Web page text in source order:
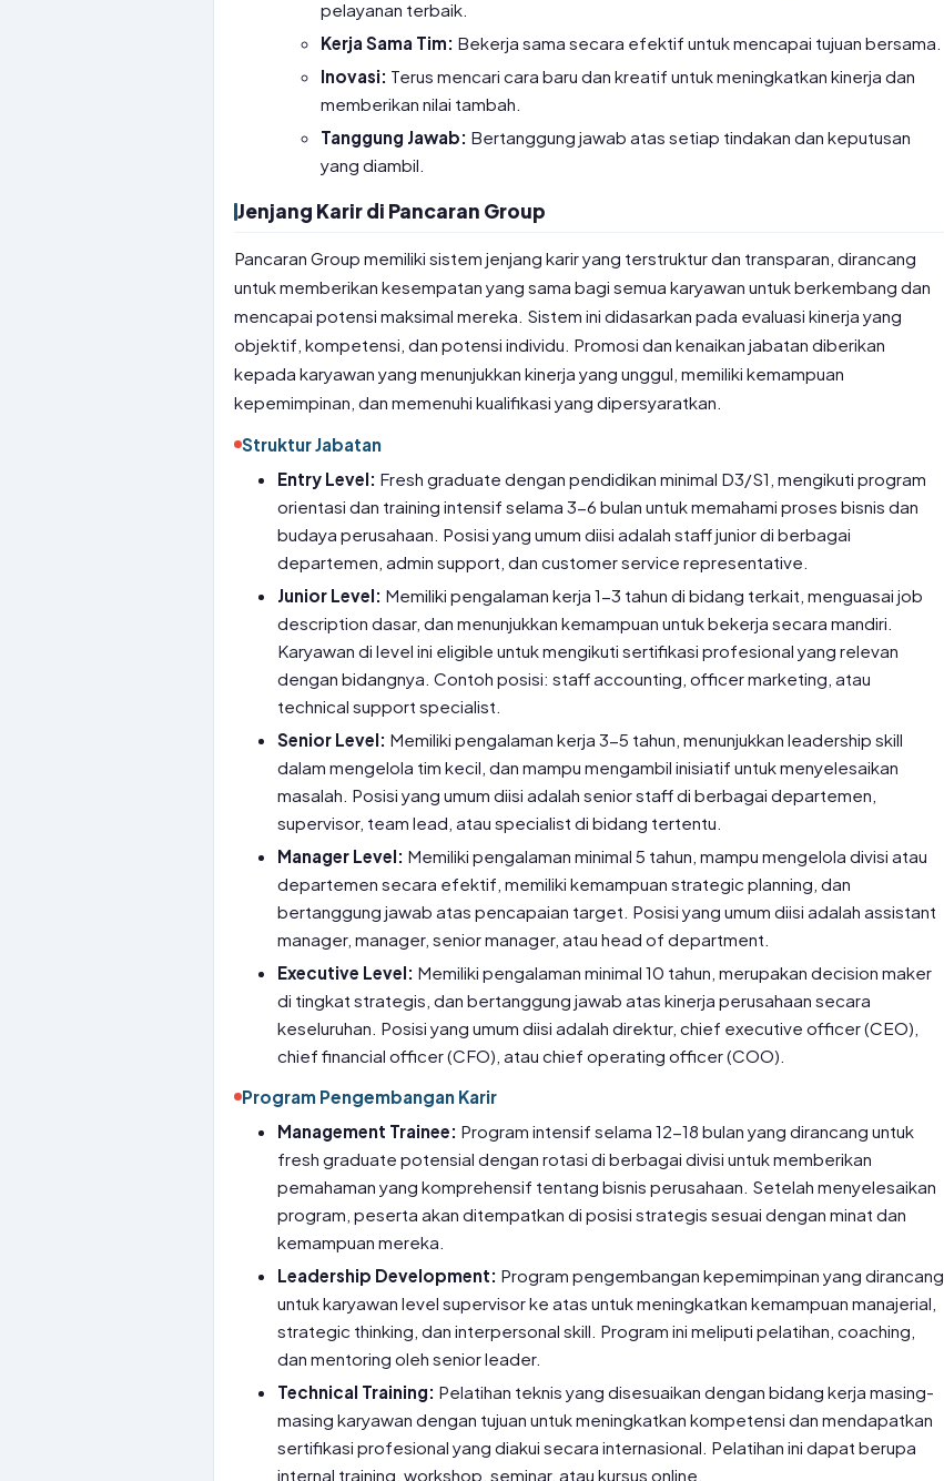
pelayanan terbaik.
Kerja Sama Tim: Bekerja sama secara efektif untuk mencapai tujuan bersama.
Inovasi: Terus mencari cara baru dan kreatif untuk meningkatkan kinerja dan
memberikan nilai tambah.
Tanggung Jawab: Bertanggung jawab atas setiap tindakan dan keputusan
yang diambil.
Jenjang Karir di Pancaran Group
Pancaran Group memiliki sistem jenjang karir yang terstruktur dan transparan, dirancang
untuk memberikan kesempatan yang sama bagi semua karyawan untuk berkembang dan
mencapai potensi maksimal mereka. Sistem ini didasarkan pada evaluasi kinerja yang
objektif, kompetensi, dan potensi individu. Promosi dan kenaikan jabatan diberikan
kepada karyawan yang menunjukkan kinerja yang unggul, memiliki kemampuan
kepemimpinan, dan memenuhi kualifikasi yang dipersyaratkan.
Struktur Jabatan
Entry Level: Fresh graduate dengan pendidikan minimal D3/S1, mengikuti program
orientasi dan training intensif selama 3-6 bulan untuk memahami proses bisnis dan
budaya perusahaan. Posisi yang umum diisi adalah staff junior di berbagai
departemen, admin support, dan customer service representative.
Junior Level: Memiliki pengalaman kerja 1-3 tahun di bidang terkait, menguasai job
description dasar, dan menunjukkan kemampuan untuk bekerja secara mandiri.
Karyawan di level ini eligible untuk mengikuti sertifikasi profesional yang relevan
dengan bidangnya. Contoh posisi: staff accounting, officer marketing, atau
technical support specialist.
Senior Level: Memiliki pengalaman kerja 3-5 tahun, menunjukkan leadership skill
dalam mengelola tim kecil, dan mampu mengambil inisiatif untuk menyelesaikan
masalah. Posisi yang umum diisi adalah senior staff di berbagai departemen,
supervisor, team lead, atau specialist di bidang tertentu.
Manager Level: Memiliki pengalaman minimal 5 tahun, mampu mengelola divisi atau
departemen secara efektif, memiliki kemampuan strategic planning, dan
bertanggung jawab atas pencapaian target. Posisi yang umum diisi adalah assistant
manager, manager, senior manager, atau head of department.
Executive Level: Memiliki pengalaman minimal 10 tahun, merupakan decision maker
di tingkat strategis, dan bertanggung jawab atas kinerja perusahaan secara
keseluruhan. Posisi yang umum diisi adalah direktur, chief executive officer (CEO),
chief financial officer (CFO), atau chief operating officer (COO).
Program Pengembangan Karir
Management Trainee: Program intensif selama 12-18 bulan yang dirancang untuk
fresh graduate potensial dengan rotasi di berbagai divisi untuk memberikan
pemahaman yang komprehensif tentang bisnis perusahaan. Setelah menyelesaikan
program, peserta akan ditempatkan di posisi strategis sesuai dengan minat dan
kemampuan mereka.
Leadership Development: Program pengembangan kepemimpinan yang dirancang
untuk karyawan level supervisor ke atas untuk meningkatkan kemampuan manajerial,
strategic thinking, dan interpersonal skill. Program ini meliputi pelatihan, coaching,
dan mentoring oleh senior leader.
Technical Training: Pelatihan teknis yang disesuaikan dengan bidang kerja masing-
masing karyawan dengan tujuan untuk meningkatkan kompetensi dan mendapatkan
sertifikasi profesional yang diakui secara internasional. Pelatihan ini dapat berupa
internal training, workshop, seminar, atau kursus online.